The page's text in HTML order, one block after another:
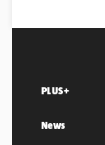
PLUS+
News